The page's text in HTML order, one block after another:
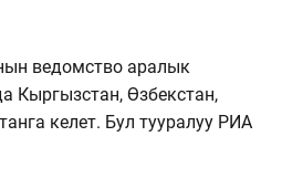
ведомство аралык
Кыргызстан, Өзбекстан,
келет. Бул тууралуу РИА